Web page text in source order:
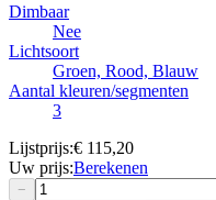
Dimbaar
Nee
Lichtsoort
Groen, Rood, Blauw
Aantal kleuren/segmenten
3
Lijstprijs:€ 115,20
Uw prijs:Berekenen
−